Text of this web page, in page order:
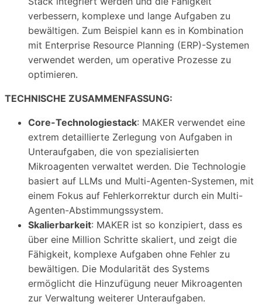
verbessern, komplexe und lange Aufgaben zu
bewältigen. Zum Beispiel kann es in Kombination
mit Enterprise Resource Planning (ERP)-Systemen
verwendet werden, um operative Prozesse zu
optimieren.
TECHNISCHE ZUSAMMENFASSUNG:
Core-Technologiestack: MAKER verwendet eine
extrem detaillierte Zerlegung von Aufgaben in
Unteraufgaben, die von spezialisierten
Mikroagenten verwaltet werden. Die Technologie
basiert auf LLMs und Multi-Agenten-Systemen, mit
einem Fokus auf Fehlerkorrektur durch ein Multi-
Agenten-Abstimmungssystem.
Skalierbarkeit: MAKER ist so konzipiert, dass es
über eine Million Schritte skaliert, und zeigt die
Fähigkeit, komplexe Aufgaben ohne Fehler zu
bewältigen. Die Modularität des Systems
ermöglicht die Hinzufügung neuer Mikroagenten
zur Verwaltung weiterer Unteraufgaben.